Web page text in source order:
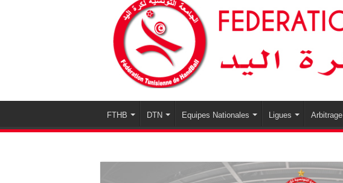
FTHB DTN Equipes Nationales Ligues Arbitrage